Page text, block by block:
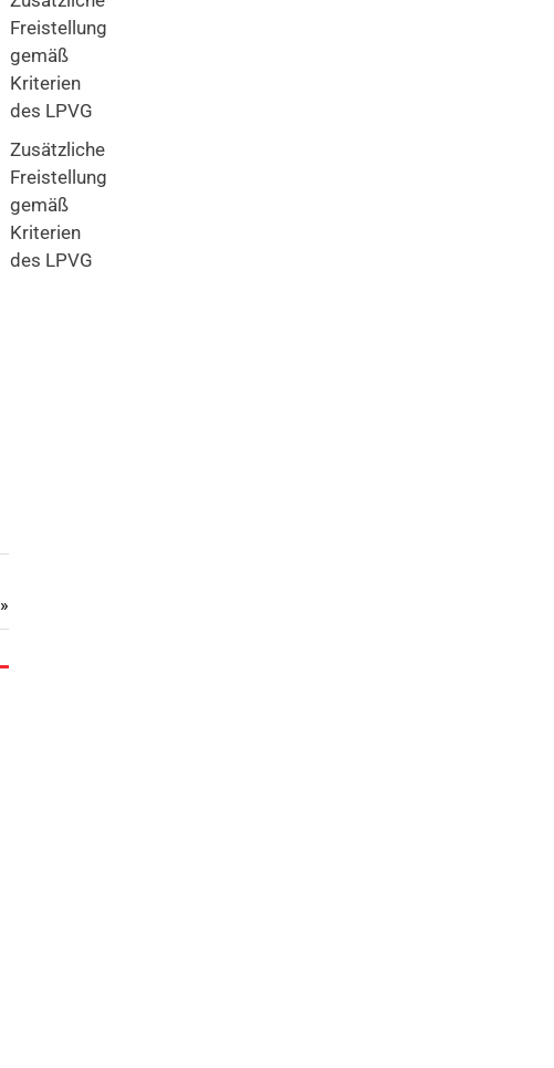
Freistellung
gemäß
Kriterien
des LPVG
Zusätzliche
Freistellung
gemäß
Kriterien
des LPVG